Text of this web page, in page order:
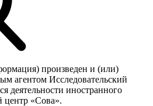
произведен и (или)
агентом Исследовательский
деятельности иностранного
центр «Сова».